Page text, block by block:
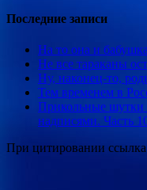
Последние записи
На то она и
Не все тараканы
Ну, наконец-то,
Тем временем в
Прикольные шутки
надписями. Часть
При цитировании ссылка